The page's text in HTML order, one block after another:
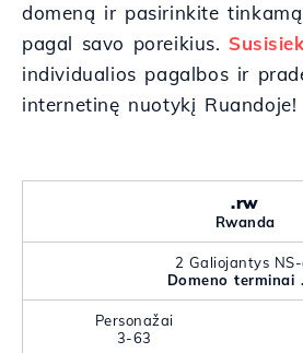
domeną ir pasirinkite
pagal savo poreikius.
individualios pagalbos ir
internetinę nuotykį Ruandoje!
.rw
Rwanda
2 Galiojantys
Domeno terminai
Personažai
3-63